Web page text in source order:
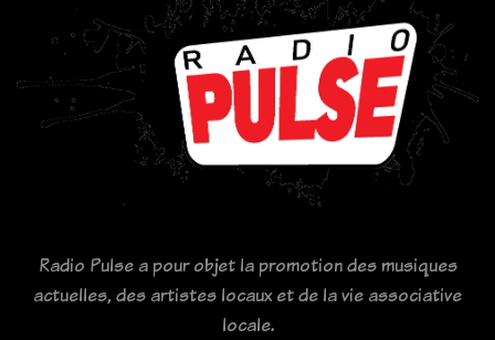
Radio Pulse a pour objet la promotion des musiques
actuelles, des artistes locaux et de la vie associative
locale.